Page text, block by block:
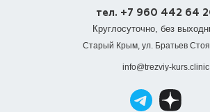
тел. +7 960 442 64
Круглосуточно, без
Старый Крым, ул. Братьев
info@trezviy-kurs.clinic